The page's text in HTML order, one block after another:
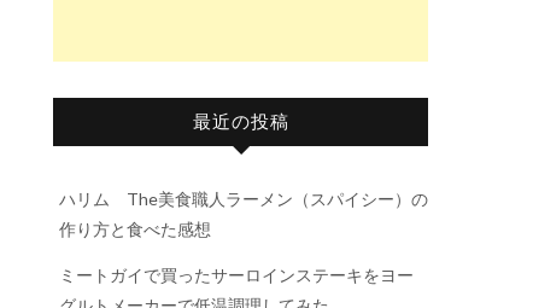
最近の投稿
ハリム The美食職人ラーメン（スパイシー）の
作り方と食べた感想
ミートガイで買ったサーロインステーキをヨー